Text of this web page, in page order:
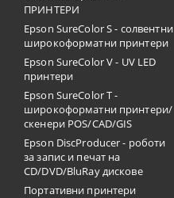
ПРИНТЕРИ
Epson SureColor S - солвентни
широкоформатни принтери
Epson SureColor V - UV LED
принтери
Epson SureColor T -
широкоформатни принтери/
скенери POS/CAD/GIS
Epson DiscProducer - роботи
за запис и печат на
CD/DVD/BluRay дискове
Портативни принтери